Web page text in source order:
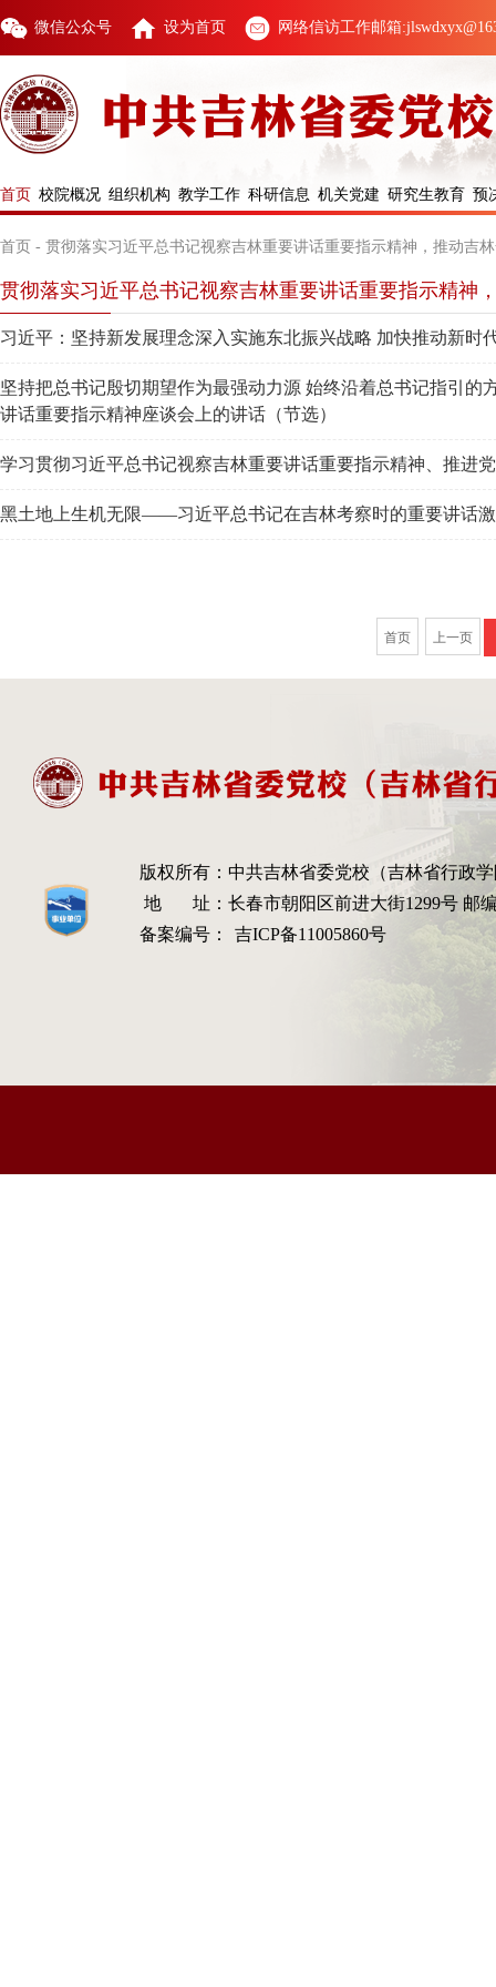
微信公众号 设为首页 网络信访工作邮箱
首页 校院概况 组织机构 教学工作 科研信息 机关党建 研究生教育 预
首页 - 贯彻落实习近平总书记视察吉林重要讲话重要指示精神，推动吉
贯彻落实习近平总书记视察吉林重要讲话重要指示精神
习近平：坚持新发展理念深入实施东北振兴战略 加快推动新时
坚持把总书记殷切期望作为最强动力源 始终沿着总书记指引
讲话重要指示精神座谈会上的讲话（节选）
学习贯彻习近平总书记视察吉林重要讲话重要指示精神、推进
黑土地上生机无限——习近平总书记在吉林考察时的重要讲话
首页 上一页
版权所有： 中共吉林省委党校（吉林省行政
地 址： 长春市朝阳区前进大街1299号 邮
备案编号：
吉ICP备11005860号